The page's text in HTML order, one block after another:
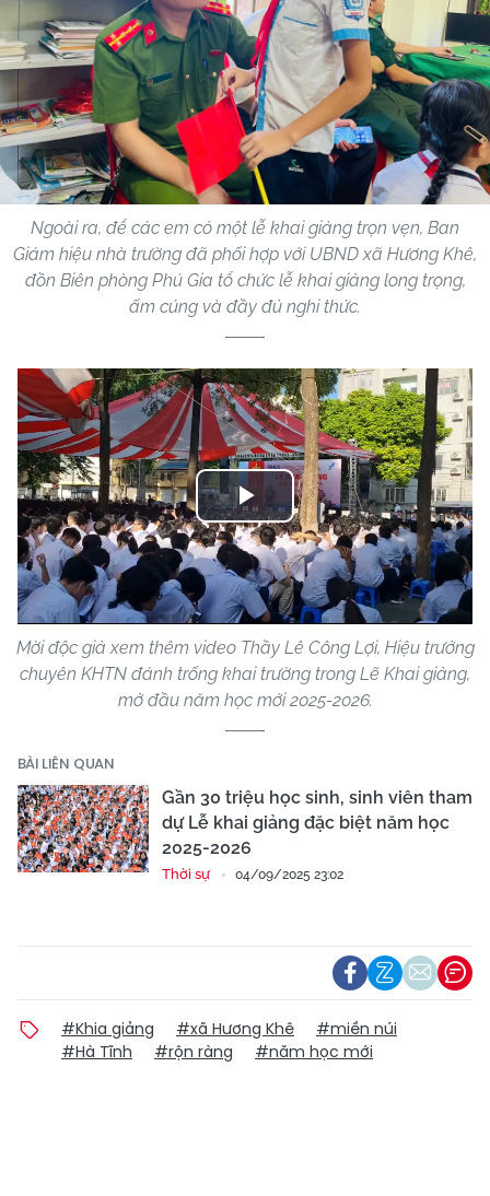
Ngoài ra, để các em có một lễ khai giảng trọn vẹn, Ban
Giám hiệu nhà trường đã phối hợp với UBND xã Hương Khê,
đồn Biên phòng Phú Gia tổ chức lễ khai giảng long trọng,
ấm cúng và đầy đủ nghi thức.
Play
Video
Mời độc giả xem thêm video Thầy Lê Công Lợi, Hiệu trưởng
chuyên KHTN đánh trống khai trường trong Lẽ Khai giảng,
mở đầu năm học mới 2025-2026.
BÀI LIÊN QUAN
Gần 30 triệu học sinh, sinh viên tham
dự Lễ khai giảng đặc biệt năm học
2025-2026
Thời sự 04/09/2025 23:02
#Khia giảng #xã Hương Khê
#miền núi
#Hà Tĩnh
#rộn ràng #năm học mới